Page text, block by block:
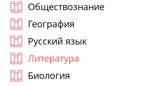
Обществознание
География
Русский язык
Литература
Биология